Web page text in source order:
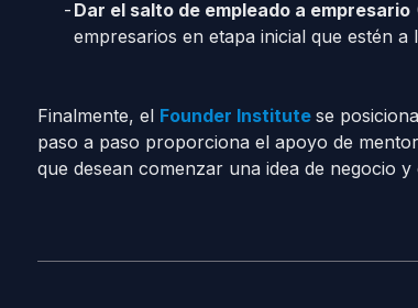
Dar el salto de empleado a empresario
empresarios en etapa inicial que estén a
Finalmente, el Founder Institute se
paso a paso proporciona el apoyo de
que desean comenzar una idea de negocio y